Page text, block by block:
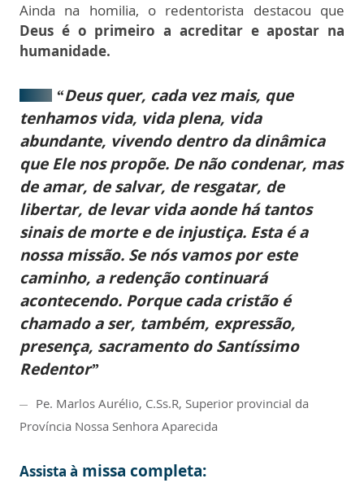
Ainda na homilia, o redentorista destacou que
Deus é o primeiro a acreditar e apostar na
humanidade.
“Deus quer, cada vez mais, que
tenhamos vida, vida plena, vida
abundante, vivendo dentro da dinâmica
que Ele nos propõe. De não condenar, mas
de amar, de salvar, de resgatar, de
libertar, de levar vida aonde há tantos
sinais de morte e de injustiça. Esta é a
nossa missão. Se nós vamos por este
caminho, a redenção continuará
acontecendo. Porque cada cristão é
chamado a ser, também, expressão,
presença, sacramento do Santíssimo
Redentor”
Pe. Marlos Aurélio, C.Ss.R, Superior provincial da
Província Nossa Senhora Aparecida
Assista à missa completa: